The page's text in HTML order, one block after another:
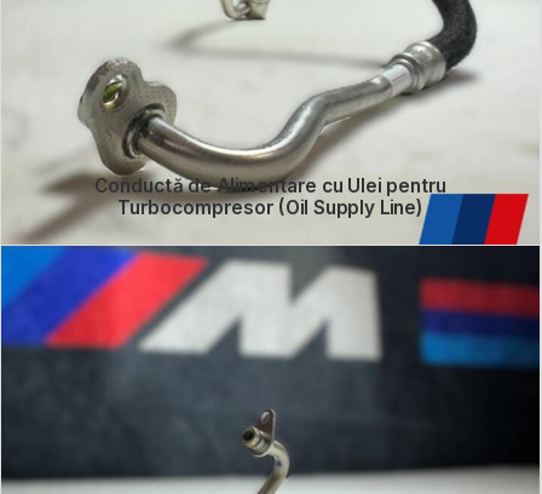
Conductă de Alimentare cu Ulei pentru
Turbocompresor (Oil Supply Line)